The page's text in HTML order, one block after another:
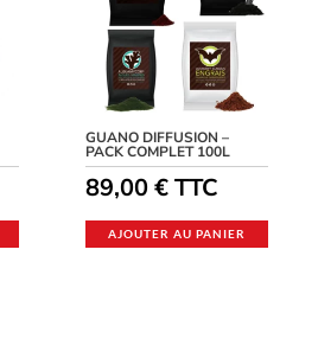
GUANO DIFFUSION –
PACK COMPLET 100L
89,00€TTC
AJOUTER AU PANIER